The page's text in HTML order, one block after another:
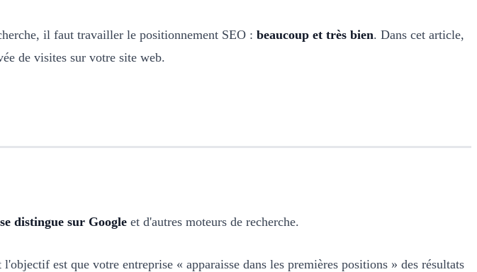
il faut travailler le positionnement SEO : beaucoup et très bien. Dans cet article,
de visites sur votre site web.
distingue sur Google et d'autres moteurs de recherche.
est que votre entreprise « apparaisse dans les premières positions » des résultats